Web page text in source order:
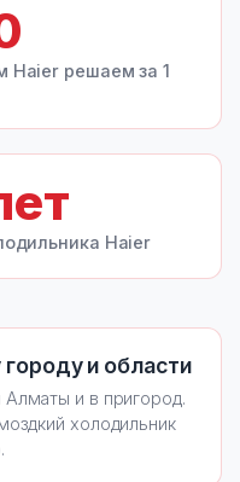
Haier решаем за 1
Haier
и области
и в пригород.
холодильник